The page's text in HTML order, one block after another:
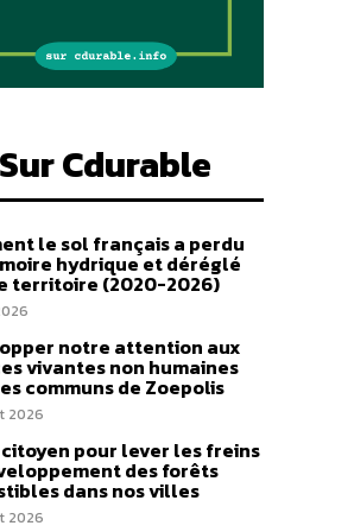
Sur Cdurable
le sol français a perdu
hydrique et déréglé
territoire (2020-2026)
notre attention aux
vivantes non humaines
communs de Zoepolis
2026
pour lever les freins
des forêts
dans nos villes
2026